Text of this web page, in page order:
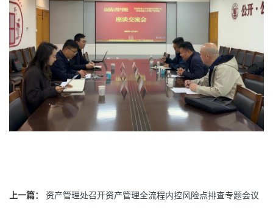
上一篇： 资产管理处召开资产管理全流程内控风险点排查专题会议